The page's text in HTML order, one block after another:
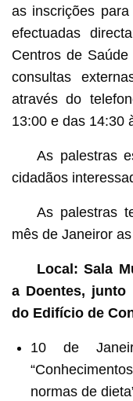
as inscrições
efectuadas
Centros de
consultas
através do
13:00 e das 14:30
As palestras
cidadãos
As palestras
mês de Janeiror
Local: Sala
a Doentes, junto
do Edifício de
10 de
normas de